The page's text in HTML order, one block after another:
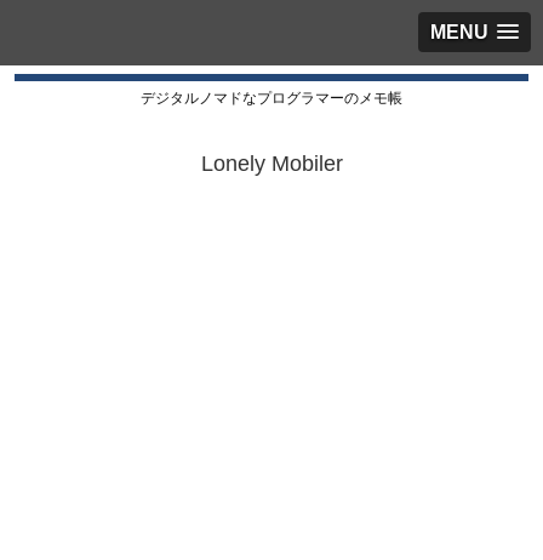
MENU
デジタルノマドなプログラマーのメモ帳
Lonely Mobiler